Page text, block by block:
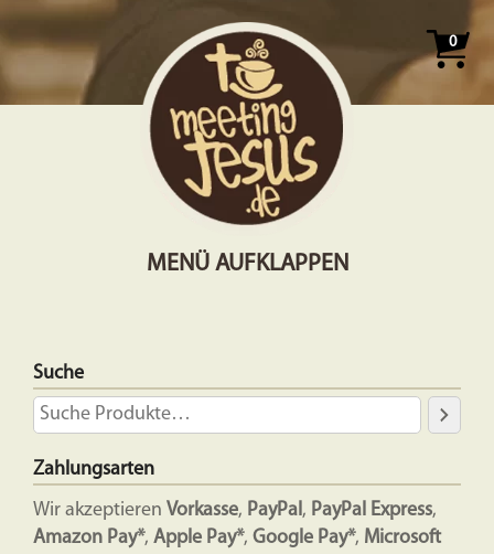
0
MENÜ AUFKLAPPEN
Suche
Zahlungsarten
Wir akzeptieren Vorkasse, PayPal, PayPal Express,
Amazon Pay*, Apple Pay*, Google Pay*, Microsoft